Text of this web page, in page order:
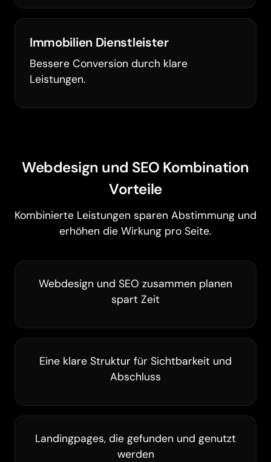
Immobilien Dienstleister
Bessere Conversion durch klare
Leistungen.
Webdesign und SEO Kombination
Vorteile
Kombinierte Leistungen sparen Abstimmung und
erhöhen die Wirkung pro Seite.
Webdesign und SEO zusammen planen
spart Zeit
Eine klare Struktur für Sichtbarkeit und
Abschluss
Landingpages, die gefunden und genutzt
werden